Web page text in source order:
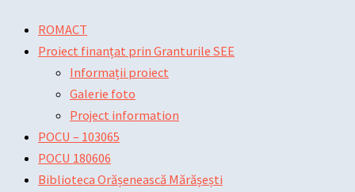
content
Menu
ROMACT
Proiect finanțat prin Granturile SEE
Informații proiect
Galerie foto
Project information
POCU – 103065
POCU 180606
Biblioteca Orășenească Mărășești
Menunavigation